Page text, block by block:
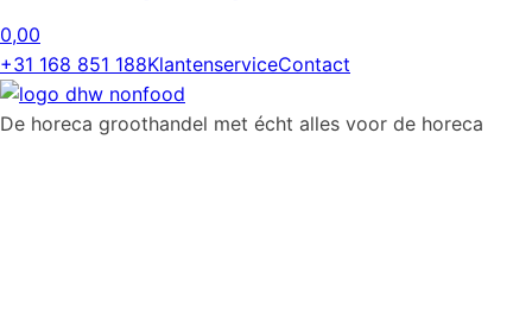
0,00
+31 168 851 188KlantenserviceContact
De horeca groothandel met écht alles voor de horeca